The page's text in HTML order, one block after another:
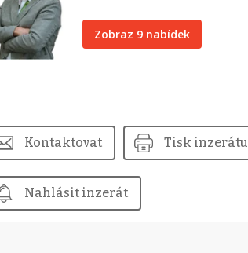
Zobraz 9 nabídek
Kontaktovat Tisk inzerátu
Nahlásit inzerát